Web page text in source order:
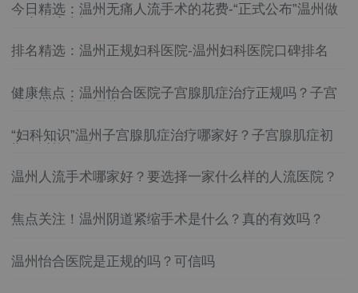
温州妇科医院哪家好
温州妇科医院
温州哪家妇科医院好
温州妇科医院怎么选
温州妇科医院好
今日精选：温州无痛人流手术的花费-“正式公布”温州做
排名精选：温州正规妇科医院-温州妇科医院口碑排名
健康焦点：温州怡合医院子宫腺肌症治疗正规吗？子宫
“妇科知识”温州子宫腺肌症治疗哪家好？子宫腺肌症初
温州人流手术哪家好？要选择一家什么样的人流医院？
焦点关注！温州阴道紧缩手术是什么？真的有效吗？
温州怡合医院是正规的吗？可信吗